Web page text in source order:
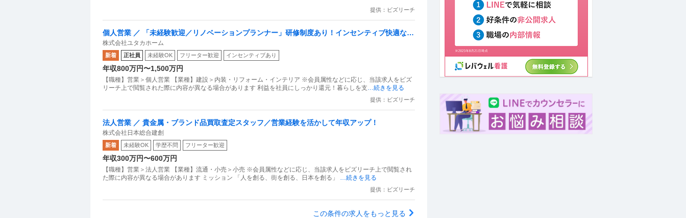
提供：ビズリーチ
個人営業 ／ 「未経験歓迎／リノベーションプランナー」研修制度あり！インセンティブ快適な暮
らしを実現するリフォームをご提案！
株式会社ユタカホーム
新着 正社員 未経験OK フリーター歓迎 インセンティブあり
年収800万円〜1,500万円
【職種】営業＞個人営業 【業種】建設＞内装・リフォーム・インテリア ※会員属性などに応じ、当該求人をビズ
リーチ上で閲覧された際に内容が異なる場合があります 利益を社員にしっかり還元！暮らしを支…続きを見る
提供：ビズリーチ
法人営業 ／ 貴金属・ブランド品買取査定スタッフ／営業経験を活かして年収アップ！
株式会社日本総合建創
新着 未経験OK 学歴不問 フリーター歓迎
年収300万円〜600万円
【職種】営業＞法人営業 【業種】流通・小売＞小売 ※会員属性などに応じ、当該求人をビズリーチ上で閲覧され
た際に内容が異なる場合があります ミッション 「人を創る、街を創る、日本を創る」 …続きを見る
提供：ビズリーチ
この条件の求人をもっと見る